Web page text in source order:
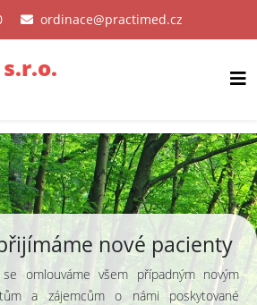
ordinace@practimed.cz
s.r.o.
nové pacienty
omlouváme všem případným novým
a zájemcům o námi poskytované